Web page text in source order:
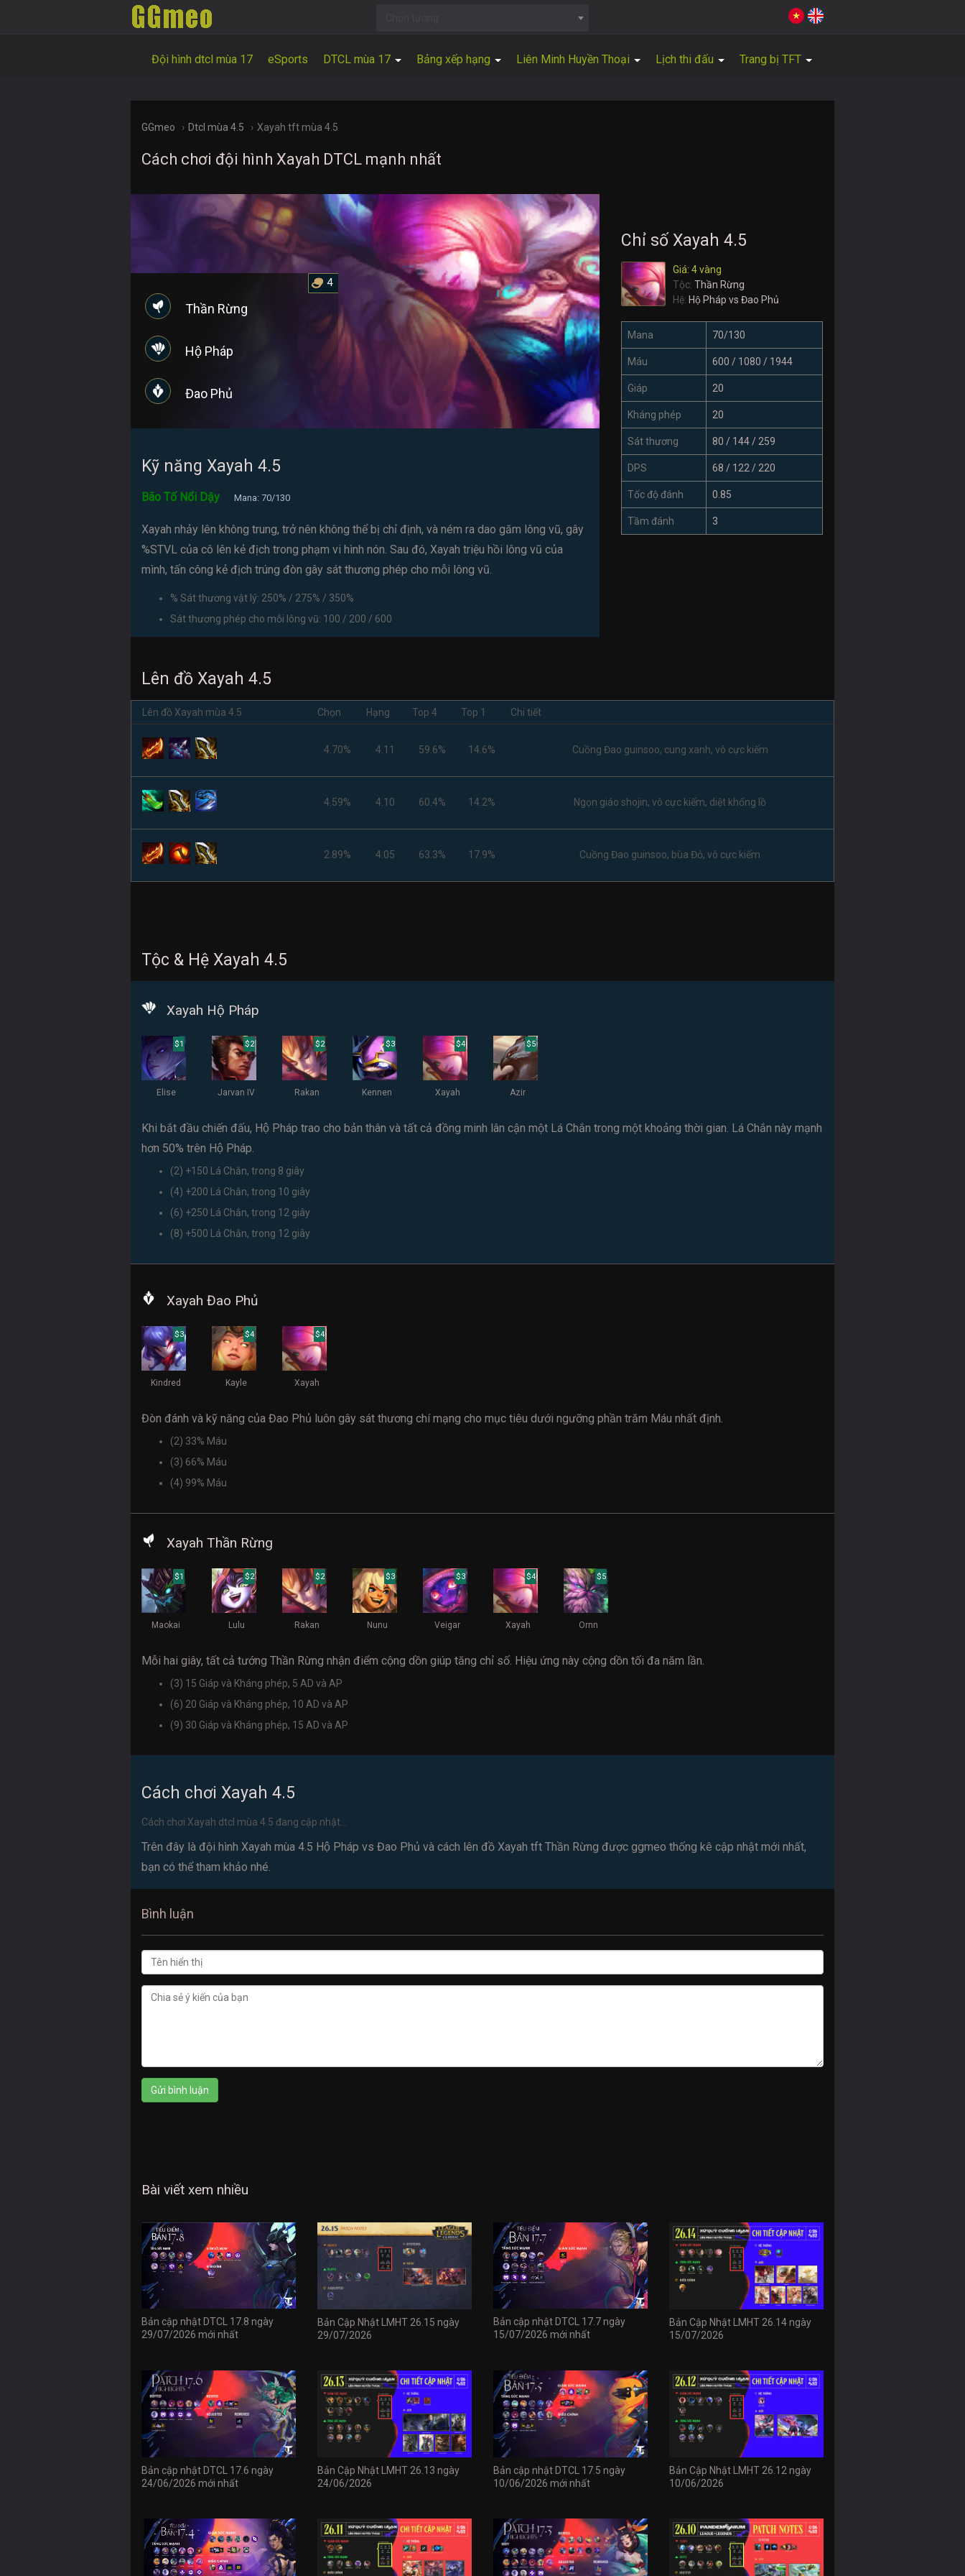
Đội hình dtcl mùa 17 eSports DTCL mùa 17 Bảng xếp hạng Liên Minh Huyền Thoại Lịch thi đấu Trang bị TFT
GGmeo Dtcl mùa 4.5 Xayah tft mùa 4.5
Cách chơi đội hình Xayah DTCL mạnh nhất
4
Thần Rừng
Hộ Pháp
Đao Phủ
Kỹ năng Xayah 4.5
Bão Tố Nổi Dậy Mana: 70/130
Xayah nhảy lên không trung, trở nên không thể bị chỉ định, và ném ra dao găm lông vũ, gây
%STVL của cô lên kẻ địch trong phạm vi hình nón. Sau đó, Xayah triệu hồi lông vũ của
mình, tấn công kẻ địch trúng đòn gây sát thương phép cho mỗi lông vũ.
% Sát thương vật lý: 250% / 275% / 350%
Sát thương phép cho mỗi lông vũ: 100 / 200 / 600
Chỉ số Xayah 4.5
Giá: 4 vàng
Tộc:Thần Rừng
Hệ: Hộ Pháp vs Đao Phủ
Mana 70/130
Máu 600 / 1080 / 1944
Giáp 20
Kháng phép 20
Sát thương 80 / 144 / 259
DPS 68 / 122 / 220
Tốc độ đánh 0.85
Tầm đánh 3
Lên đồ Xayah 4.5
Lên đồ Xayah mùa 4.5 Chọn Hạng Top 4 Top 1 Chi tiết
4.70% 4.11 59.6% 14.6% Cuồng Đao guinsoo, cung xanh, vô cực kiếm
4.59% 4.10 60.4% 14.2% Ngọn giáo shojin, vô cực kiếm, diệt khổng lồ
2.89% 4.05 63.3% 17.9% Cuồng Đao guinsoo, bùa Đỏ, vô cực kiếm
Tộc & Hệ Xayah 4.5
Xayah Hộ Pháp
$1
Elise
$2
Jarvan IV
$2
Rakan
$3
Kennen
$4
Xayah
$5
Azir
Khi bắt đầu chiến đấu, Hộ Pháp trao cho bản thân và tất cả đồng minh lân cận một Lá Chắn trong một khoảng thời gian. Lá Chắn này mạnh
hơn 50% trên Hộ Pháp.
(2) +150 Lá Chắn, trong 8 giây
(4) +200 Lá Chắn, trong 10 giây
(6) +250 Lá Chắn, trong 12 giây
(8) +500 Lá Chắn, trong 12 giây
Xayah Đao Phủ
$3
Kindred
$4
Kayle
$4
Xayah
Đòn đánh và kỹ năng của Đao Phủ luôn gây sát thương chí mạng cho mục tiêu dưới ngưỡng phần trăm Máu nhất định.
(2) 33% Máu
(3) 66% Máu
(4) 99% Máu
Xayah Thần Rừng
$1
Maokai
$2
Lulu
$2
Rakan
$3
Nunu
$3
Veigar
$4
Xayah
$5
Ornn
Mỗi hai giây, tất cả tướng Thần Rừng nhận điểm cộng dồn giúp tăng chỉ số. Hiệu ứng này cộng dồn tối đa năm lần.
(3) 15 Giáp và Kháng phép, 5 AD và AP
(6) 20 Giáp và Kháng phép, 10 AD và AP
(9) 30 Giáp và Kháng phép, 15 AD và AP
Cách chơi Xayah 4.5
Cách chơi Xayah dtcl mùa 4.5 đang cập nhật...
Trên đây là đội hình Xayah mùa 4.5 Hộ Pháp vs Đao Phủ và cách lên đồ Xayah tft Thần Rừng được ggmeo thống kê cập nhật mới nhất,
bạn có thể tham khảo nhé.
Bình luận
Bài viết xem nhiều
Bản cập nhật DTCL 17.8 ngày
29/07/2026 mới nhất
Bản Cập Nhật LMHT 26.15 ngày
29/07/2026
Bản cập nhật DTCL 17.7 ngày
15/07/2026 mới nhất
Bản Cập Nhật LMHT 26.14 ngày
15/07/2026
Bản cập nhật DTCL 17.6 ngày
24/06/2026 mới nhất
Bản Cập Nhật LMHT 26.13 ngày
24/06/2026
Bản cập nhật DTCL 17.5 ngày
10/06/2026 mới nhất
Bản Cập Nhật LMHT 26.12 ngày
10/06/2026